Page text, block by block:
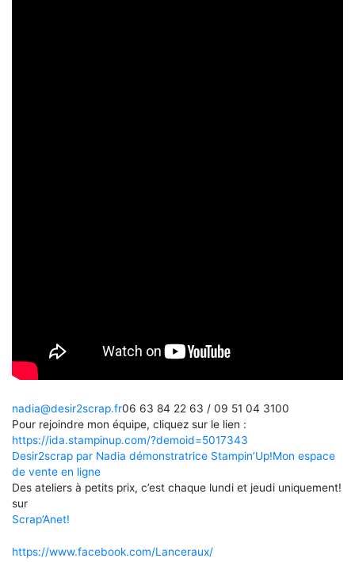
nadia@desir2scrap.fr06 63 84 22 63 / 09 51 04 3100
Pour rejoindre mon équipe, cliquez sur le lien :
https://ida.stampinup.com/?demoid=5017343
Desir2scrap par Nadia démonstratrice Stampin’Up!Mon espace
de vente en ligne
Des ateliers à petits prix, c’est chaque lundi et jeudi uniquement!
sur
Scrap’Anet!
https://www.facebook.com/Lanceraux/